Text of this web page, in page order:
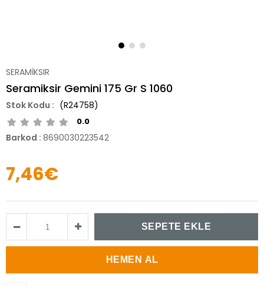
SERAMİKSIR
Seramiksir Gemini 175 Gr S 1060
(R24758)
0.0
Barkod : 8690030223542
7,46€